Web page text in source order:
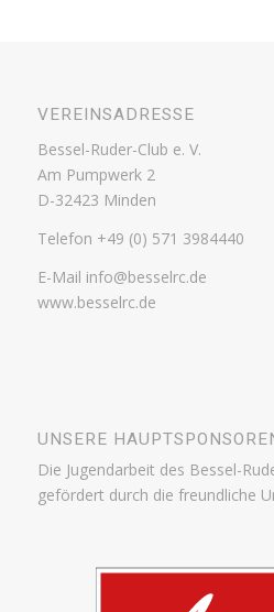
VEREINSADRESSE
Bessel-Ruder-Club e. V.
Am Pumpwerk 2
D-32423 Minden
Telefon +49 (0) 571 3984440
E-Mail info@besselrc.de
www.besselrc.de
UNSERE
Die Jugendarbeit des Bessel-
gefördert durch die freundliche